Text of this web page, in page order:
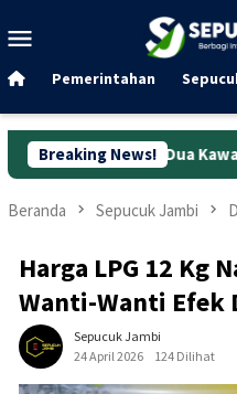
ke
Mobile
Pemerintahan
Breaking News!
Dua Kawal dari Kendaraan
Beranda Sepucuk Jambi
Harga LPG 12 Kg
Wanti-Wanti Efek
Sepucuk Jambi
24 April 2026
124 Dilihat